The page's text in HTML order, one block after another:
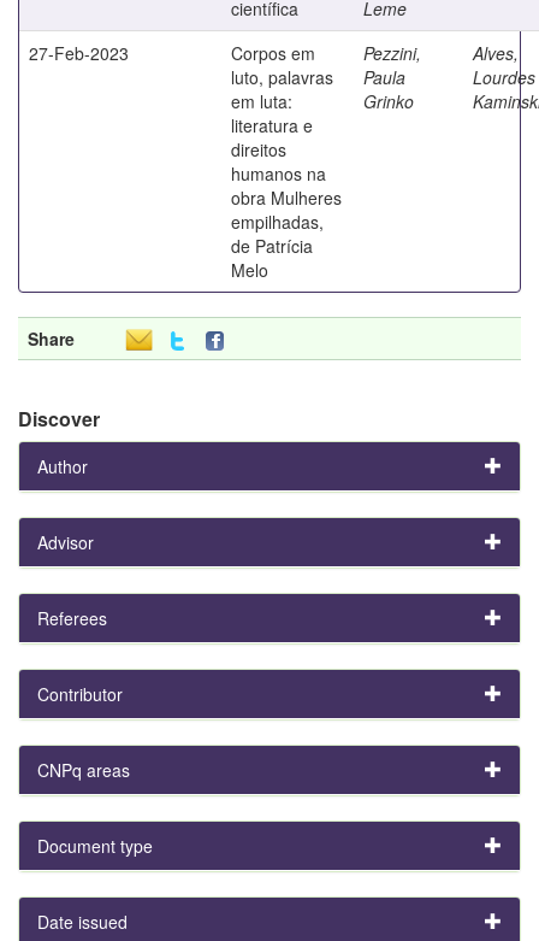
científica
Leme
27-Feb-2023
Corpos em
luto, palavras
em luta:
literatura e
direitos
humanos na
obra Mulheres
empilhadas,
de Patrícia
Melo
Pezzini,
Paula
Grinko
Alves,
Lourdes
Share
Discover
Author
Advisor
Referees
Contributor
CNPq areas
Document type
Date issued